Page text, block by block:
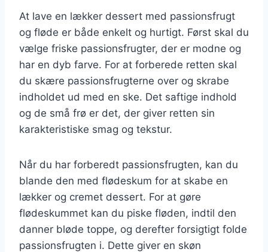
At lave en lækker dessert med passionsfrugt
og fløde er både enkelt og hurtigt. Først skal du
vælge friske passionsfrugter, der er modne og
har en dyb farve. For at forberede retten skal
du skære passionsfrugterne over og skrabe
indholdet ud med en ske. Det saftige indhold
og de små frø er det, der giver retten sin
karakteristiske smag og tekstur.
Når du har forberedt passionsfrugten, kan du
blande den med flødeskum for at skabe en
lækker og cremet dessert. For at gøre
flødeskummet kan du piske fløden, indtil den
danner bløde toppe, og derefter forsigtigt folde
passionsfrugten i. Dette giver en skøn